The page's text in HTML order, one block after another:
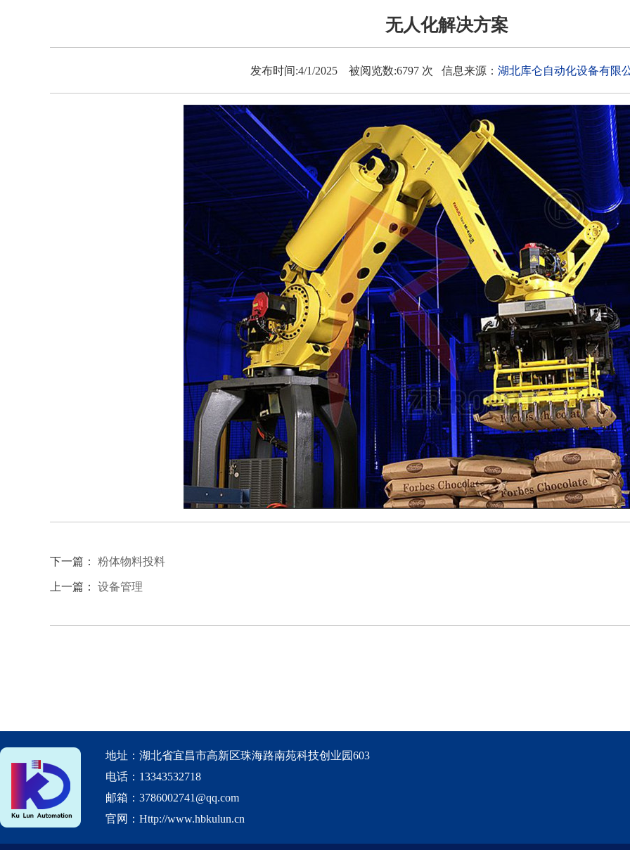
无人化解决方案
发布时间:4/1/2025 被阅览数:6797 次 信息来源： 湖北库仑自动化设备有限
下一篇： 粉体物料投料
上一篇： 设备管理
地址：湖北省宜昌市高新区珠海路南苑科技创业园603
电话：13343532718
邮箱：3786002741@qq.com
官网：Http://www.hbkulun.cn